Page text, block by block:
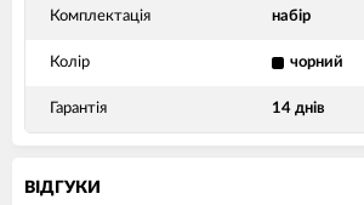
Комплектація набір
Колір чорний
Гарантія 14 днів
ВIДГУКИ